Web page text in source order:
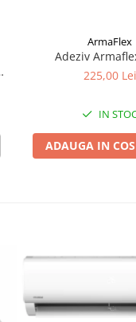
ArmaFlex
Adeziv
225,00 Lei
IN
ADAUGA IN COS